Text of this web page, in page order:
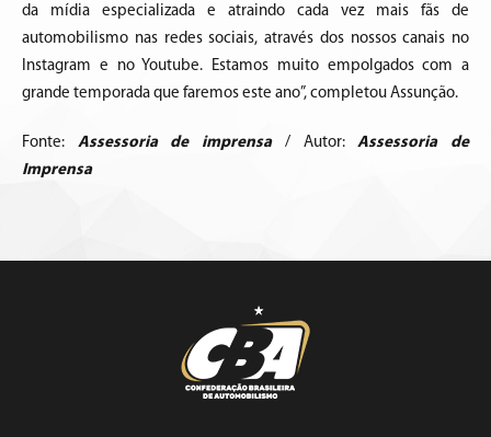
da mídia especializada e atraindo cada vez mais fãs de
automobilismo nas redes sociais, através dos nossos canais no
Instagram e no Youtube. Estamos muito empolgados com a
grande temporada que faremos este ano”, completou Assunção.
Fonte: Assessoria de imprensa/ Autor:Assessoria de
Imprensa